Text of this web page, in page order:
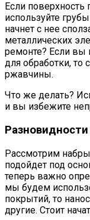
Если поверхность
используйте
начнет с нее
металлических
ремонте? Если вы
для обработки, то
ржавчины.
Что же делать?
и вы избежите
Рассмотрим
подойдет под
теперь важно
мы будем
покрытий, то
другие. Стоит